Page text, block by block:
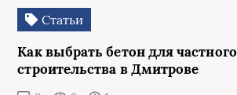
Статьи
Как выбрать бетон для частного
строительства в Дмитрове